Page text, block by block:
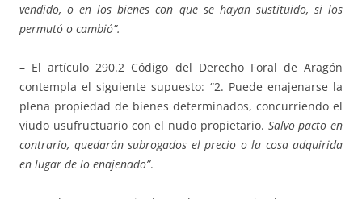
vendido, o en los bienes con que se hayan sustituido, si los
permutó o cambió”.
– Elartículo 290.2 Código del Derecho Foral de Aragón
contempla el siguiente supuesto: “2. Puede enajenarse la
plena propiedad de bienes determinados, concurriendo el
viudo usufructuario con el nudo propietario. Salvo pacto en
contrario, quedarán subrogados el precio o la cosa adquirida
en lugar de lo enajenado”.